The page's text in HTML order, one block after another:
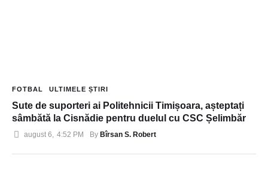
FOTBAL ULTIMELE ȘTIRI
Sute de suporteri ai Politehnicii Timișoara, așteptați
sâmbătă la Cisnădie pentru duelul cu CSC Șelimbăr
august 6, 4:52 PM By Bîrsan S. Robert